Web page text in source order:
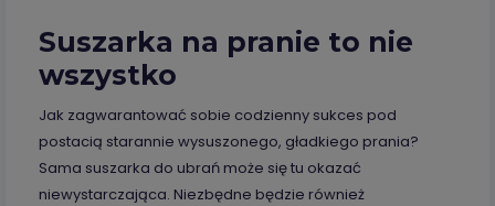
Suszarka na pranie to nie
wszystko
Jak zagwarantować sobie codzienny sukces pod
postacią starannie wysuszonego, gładkiego prania?
Sama suszarka do ubrań może się tu okazać
niewystarczająca. Niezbędne będzie również